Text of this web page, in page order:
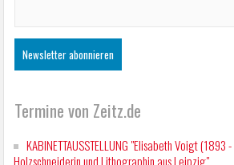
Termine von Zeitz.de
KABINETTAUSSTELLUNG "Elisabeth Voigt (1893
Holzschneiderin und Lithographin aus Leipzig"